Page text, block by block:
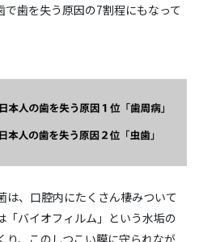
歯を失う原因の7割程にもなって
は、口腔内にたくさん棲みついて
「バイオフィルム」という水垢の
り、このしつこい膜に守られなが